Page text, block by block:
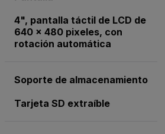
4", pantalla táctil de LCD de
640 x 480 pixeles, con
rotación automática
Soporte de almacenamiento
Tarjeta SD extraíble